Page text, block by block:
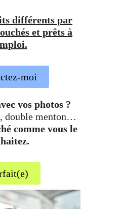
différents par
et prêts à
moi
vos photos ?
double menton…
comme vous le